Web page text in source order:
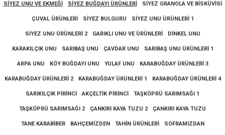
SIYEZ UNU VE EKMEĞI SIYEZ BUĞDAYI ÜRÜNLERI SIYEZ GRANOLA VE BISKÜVISI
ÇUVAL ÜRÜNLERI SIYEZ BULGURU SIYEZ UNU ÜRÜNLERI 1
SIYEZ UNU ÜRÜNLERI 2 GARIKLI UNU VE ÜRÜNLERI DINKEL UNU
KARAKILÇIK UNU SARIBAŞ UNU ÇAVDAR UNU SARIBAŞ UNU ÜRÜNLERI 1
ARPA UNU KÖY BUĞDAYI UNU YULAF UNU KARABUĞDAY ÜRÜNLERI 3
KARABUĞDAY ÜRÜNLERI 2 KARABUĞDAY ÜRÜNLERI 1 KARABUĞDAY ÜRÜNLERI 4
SARIKILÇIK PIRINCI AKÇELTIK PIRINCI TAŞKÖPRÜ SARIMSAĞI 1
TAŞKÖPRÜ SARIMSAĞI 2 ÇANKIRI KAYA TUZU 2 ÇANKIRI KAYA TUZU
TANE KARABIBER BAHÇEMIZDEN TAHIN ÜRÜNLERI SOFRAMIZDAN